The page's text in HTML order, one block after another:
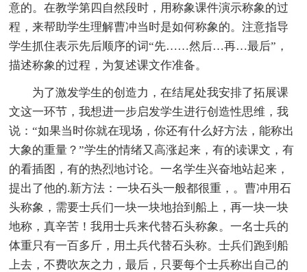
意的。在教学第四自然段时，用称象课件演示称象的过
程，来帮助学生理解曹冲当时是如何称象的。注意指导
学生抓住表示先后顺序的词“先……然后…再…最后”，
描述称象的过程，为复述课文作准备。
为了激发学生的创造力，在结尾处我安排了拓展课
文这一环节，我想进一步启发学生进行创造性思维，我
说：“如果当时你就在现场，你还有什么好方法，能称出
大象的重量？”学生的情绪又高涨起来，有的读课文，有
的看插图，有的热烈地讨论。一名学生兴奋地站起来，
提出了他的.新方法：一块石头一般都很重，。曹冲用石
头称象，需要士兵们一块一块地抬到船上，再一块一块
地称，真辛苦！我用士兵来代替石头称象。一名士兵的
体重只有一百多斤，用土兵代替石头称。士兵们跑到船
上去，不费吹灰之力，最后，只要每个士兵称出自己的